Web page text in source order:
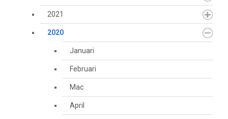
2021
2020
Januari
Februari
Mac
April